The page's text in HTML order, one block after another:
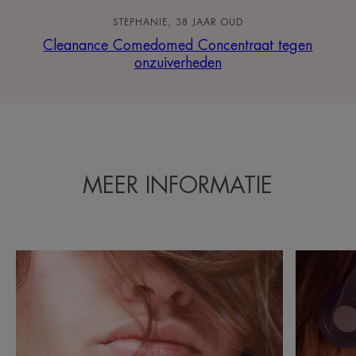
STEPHANIE, 38 JAAR OUD
Cleanance Comedomed Concentraat tegen
onzuiverheden
MEER INFORMATIE
Retentionele